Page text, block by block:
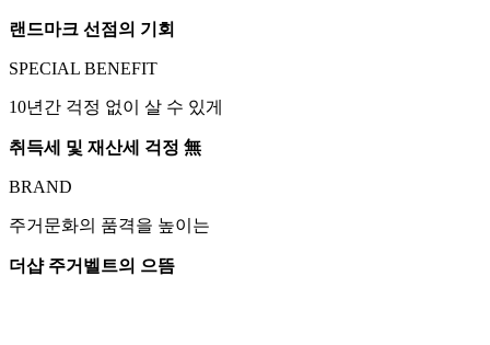
랜드마크 선점의 기회
SPECIAL BENEFIT
10년간 걱정 없이 살 수 있게
취득세 및 재산세 걱정 無
BRAND
주거문화의 품격을 높이는
더샵 주거벨트의 으뜸